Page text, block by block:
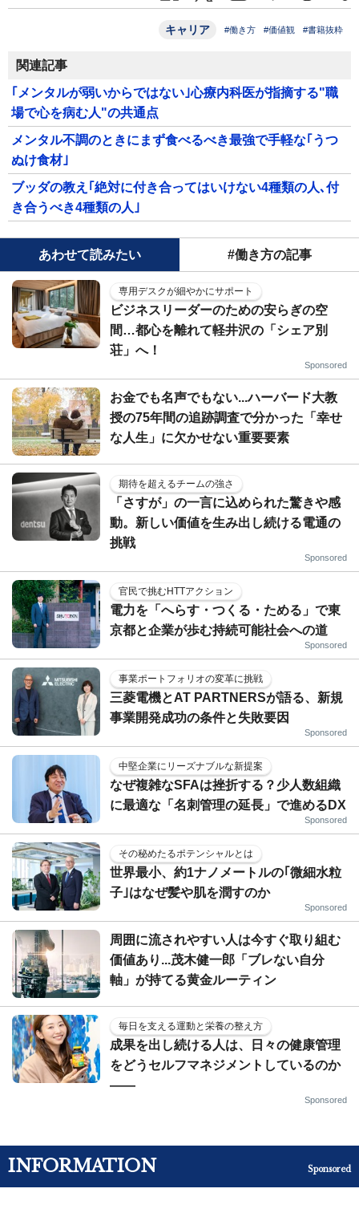
キャリア #働き方 #価値観 #書籍抜粋
関連記事
｢メンタルが弱いからではない｣心療内科医が指摘する"職
場で心を病む人"の共通点
メンタル不調のときにまず食べるべき最強で手軽な｢うつ
ぬけ食材｣
ブッダの教え｢絶対に付き合ってはいけない4種類の人､付
き合うべき4種類の人｣
あわせて読みたい #働き方の記事
専用デスクが細やかにサポート
ビジネスリーダーのための安らぎの空
間…都心を離れて軽井沢の「シェア別
荘」へ！
Sponsored
お金でも名声でもない...ハーバード大教
授の75年間の追跡調査で分かった「幸せ
な人生」に欠かせない重要要素
期待を超えるチームの強さ
「さすが」の一言に込められた驚きや感
動。新しい価値を生み出し続ける電通の
挑戦
Sponsored
官民で挑むHTTアクション
電力を「へらす・つくる・ためる」で東
京都と企業が歩む持続可能社会への道
Sponsored
事業ポートフォリオの変革に挑戦
三菱電機とAT PARTNERSが語る、新規
事業開発成功の条件と失敗要因
Sponsored
中堅企業にリーズナブルな新提案
なぜ複雑なSFAは挫折する？少人数組織
に最適な「名刺管理の延長」で進めるDX
Sponsored
その秘めたるポテンシャルとは
世界最小、約1ナノメートルの｢微細水粒
子｣はなぜ髪や肌を潤すのか
Sponsored
周囲に流されやすい人は今すぐ取り組む
価値あり...茂木健一郎「ブレない自分
軸」が持てる黄金ルーティン
毎日を支える運動と栄養の整え方
成果を出し続ける人は、日々の健康管理
をどうセルフマネジメントしているのか
——
Sponsored
INFORMATION Sponsored